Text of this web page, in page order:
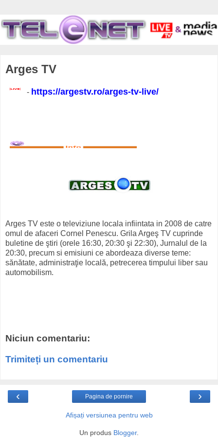
Arges TV
- https://argestv.ro/arges-tv-live/
Arges TV este o televiziune locala infiintata in 2008 de catre
omul de afaceri Cornel Penescu. Grila Argeş TV cuprinde
buletine de ştiri (orele 16:30, 20:30 şi 22:30), Jurnalul de la
20:30, precum si emisiuni ce abordeaza diverse teme:
sănătate, administraţie locală, petrecerea timpului liber sau
automobilism.
Niciun comentariu:
Trimiteți un comentariu
‹ ›
Pagina de pornire
Afișați versiunea pentru web
Un produs Blogger.